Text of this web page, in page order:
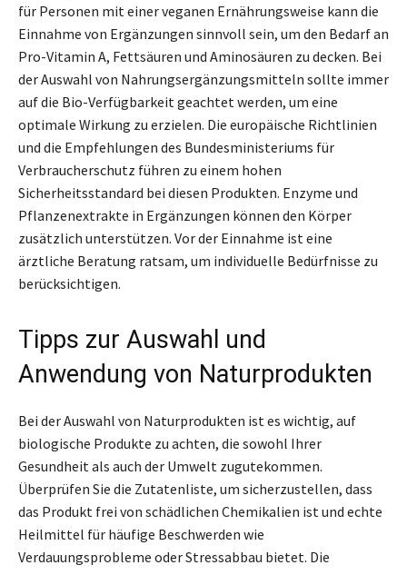
für Personen mit einer veganen Ernährungsweise kann die
Einnahme von Ergänzungen sinnvoll sein, um den Bedarf an
Pro-Vitamin A, Fettsäuren und Aminosäuren zu decken. Bei
der Auswahl von Nahrungsergänzungsmitteln sollte immer
auf die Bio-Verfügbarkeit geachtet werden, um eine
optimale Wirkung zu erzielen. Die europäische Richtlinien
und die Empfehlungen des Bundesministeriums für
Verbraucherschutz führen zu einem hohen
Sicherheitsstandard bei diesen Produkten. Enzyme und
Pflanzenextrakte in Ergänzungen können den Körper
zusätzlich unterstützen. Vor der Einnahme ist eine
ärztliche Beratung ratsam, um individuelle Bedürfnisse zu
berücksichtigen.
Tipps zur Auswahl und
Anwendung von Naturprodukten
Bei der Auswahl von Naturprodukten ist es wichtig, auf
biologische Produkte zu achten, die sowohl Ihrer
Gesundheit als auch der Umwelt zugutekommen.
Überprüfen Sie die Zutatenliste, um sicherzustellen, dass
das Produkt frei von schädlichen Chemikalien ist und echte
Heilmittel für häufige Beschwerden wie
Verdauungsprobleme oder Stressabbau bietet. Die